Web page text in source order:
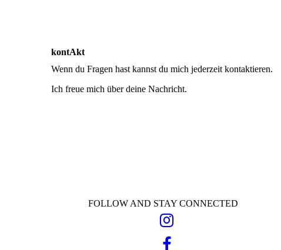
kontAkt
Wenn du Fragen hast kannst du mich jederzeit kontaktieren.
Ich freue mich über deine Nachricht.
FOLLOW AND STAY CONNECTED